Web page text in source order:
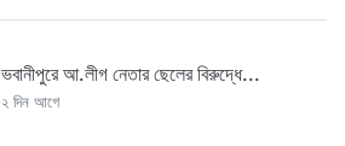
ভবানীপুরে আ.লীগ নেতার ছেলের বিরুদ্ধে...
২ দিন আগে